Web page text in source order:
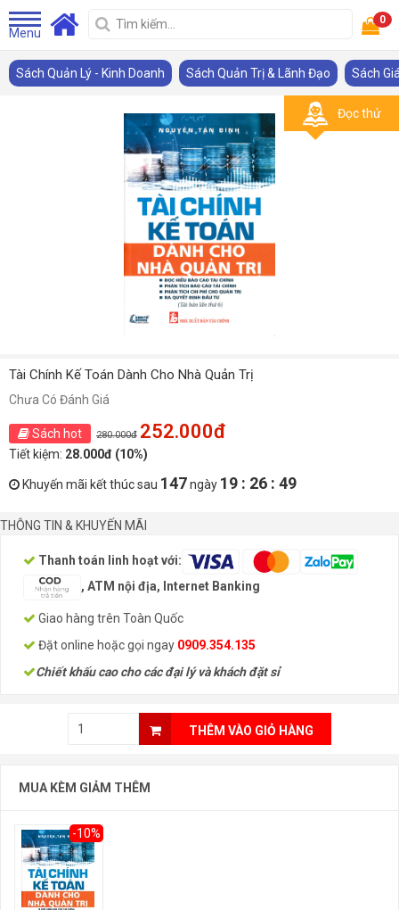
Menu
0
Sách Quản Lý - Kinh Doanh Sách Quản Trị & Lãnh Đạo Sách
Đọc thử
Tài Chính Kế Toán Dành Cho Nhà Quản Trị
Chưa Có Đánh Giá
Sách hot 280.000đ 252.000đ
Tiết kiệm: 28.000đ (10%)
Khuyến mãi kết thúc sau 147ngày 19 : 26 : 49
THÔNG TIN & KHUYẾN MÃI
Thanh toán linh hoạt với:
, ATM nội địa, Internet Banking
Giao hàng trên Toàn Quốc
Đặt online hoặc gọi ngay 0909.354.135
Chiết khấu cao cho các đại lý và khách đặt sỉ
THÊM VÀO GIỎ HÀNG
MUA KÈM GIẢM THÊM
-10%